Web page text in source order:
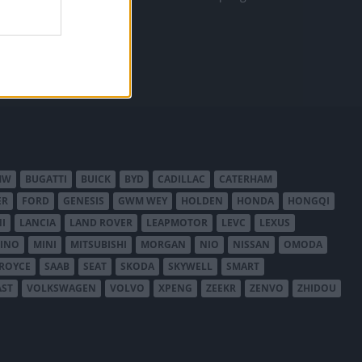
BUGATTI BUICK BYD CADILLAC
CATERHAM
FORD GENESIS GWM WEY HOLDEN HONDA
HONGQI
LANCIA LAND ROVER LEAPMOTOR LEVC
LEXUS
MINI MITSUBISHI MORGAN NIO NISSAN
OMODA
SAAB SEAT SKODA SKYWELL
SMART
VOLKSWAGEN VOLVO XPENG ZEEKR ZENVO ZHIDOU